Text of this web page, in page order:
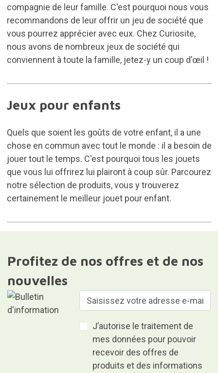
compagnie de leur famille. C'est pourquoi nous vous
recommandons de leur offrir un jeu de société que
vous pourrez apprécier avec eux. Chez Curiosite,
nous avons de nombreux jeux de société qui
conviennent à toute la famille, jetez-y un coup d'œil !
Jeux pour enfants
Quels que soient les goûts de votre enfant, il a une
chose en commun avec tout le monde : il a besoin de
jouer tout le temps. C'est pourquoi tous les jouets
que vous lui offrirez lui plairont à coup sûr. Parcourez
notre sélection de produits, vous y trouverez
certainement le meilleur jouet pour enfant.
Profitez de nos offres et de nos
nouvelles
J’autorise le traitement de
mes données pour pouvoir
recevoir des offres de
produits et des informations